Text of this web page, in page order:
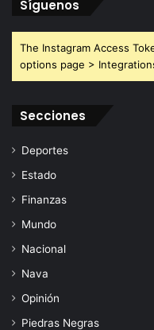
Síguenos
The Instagram Access
options page >
Secciones
Deportes
Estado
Finanzas
Mundo
Nacional
Nava
Opinión
Piedras Negras